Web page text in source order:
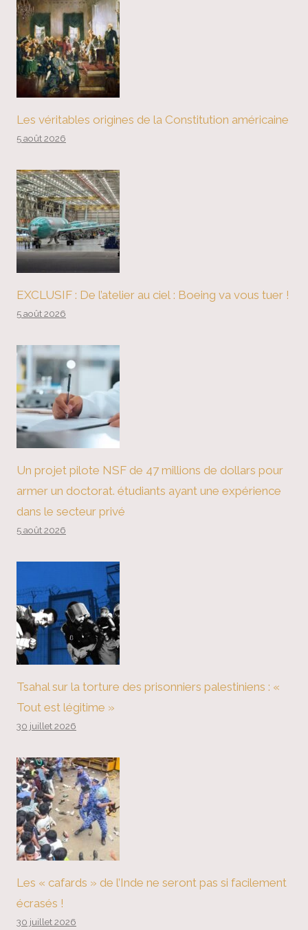
Les véritables origines de la Constitution américaine
5 août 2026
EXCLUSIF : De l’atelier au ciel : Boeing va vous tuer !
5 août 2026
Un projet pilote NSF de 47 millions de dollars pour
armer un doctorat. étudiants ayant une expérience
dans le secteur privé
5 août 2026
Tsahal sur la torture des prisonniers palestiniens : «
Tout est légitime »
30 juillet 2026
Les « cafards » de l’Inde ne seront pas si facilement
écrasés !
30 juillet 2026